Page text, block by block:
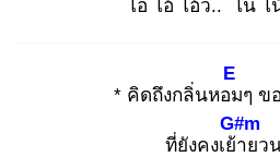
โอ่ โอ้ โอ้ว.. โน โ
* คิดถึงกลิ่นหอม
E
ๆ ข
ที่ยังคงเย้า
G#m
ยว